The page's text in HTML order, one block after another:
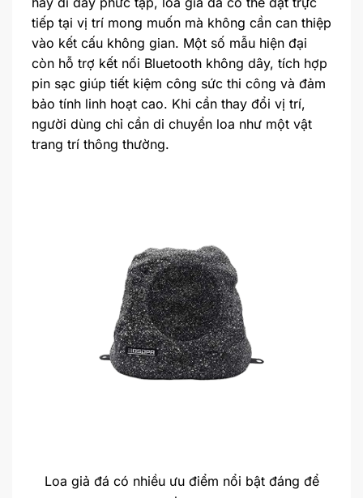
tiếp tại vị trí mong muốn mà không cần can thiệp
vào kết cấu không gian. Một số mẫu hiện đại
còn hỗ trợ kết nối Bluetooth không dây, tích hợp
pin sạc giúp tiết kiệm công sức thi công và đảm
bảo tính linh hoạt cao. Khi cần thay đổi vị trí,
người dùng chỉ cần di chuyển loa như một vật
trang trí thông thường.
Loa giả đá có nhiều ưu điểm nổi bật đáng để